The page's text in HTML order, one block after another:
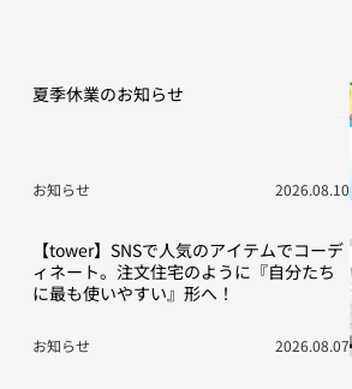
夏季休業のお知らせ
お知らせ 2026.08.10
【tower】SNSで人気のアイテムでコーデ
ィネート。注文住宅のように『自分たち
に最も使いやすい』形へ！
お知らせ 2026.08.07